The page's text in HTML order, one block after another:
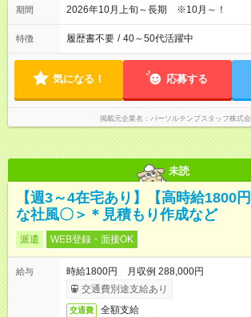
期間 2026年10月上旬～長期 ※10月～！
特徴 履歴書不要 / 40～50代活躍中
気になる！ 応募する
掲載元企業名 パーソルテンプスタッフ株式
未読
【週3～4在宅あり】【高時給1800
な社風〇＞＊見積もり作成など
派遣 WEB登録・面接OK
給与
時給1800円 月収例 288,000円
交通費別途支給あり
交通費 全額支給